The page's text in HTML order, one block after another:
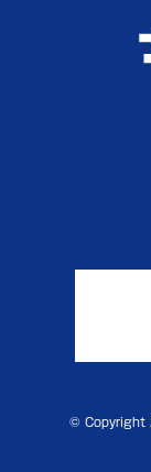
© Copyright